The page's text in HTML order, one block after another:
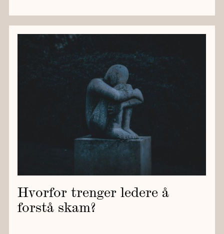
Hvorfor trenger ledere å
forstå skam?